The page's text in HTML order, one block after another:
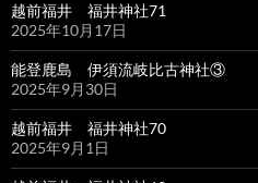
越前福井 福井神社71
2025年10月17日
能登鹿島 伊須流岐比古神社③
2025年9月30日
越前福井 福井神社70
2025年9月1日